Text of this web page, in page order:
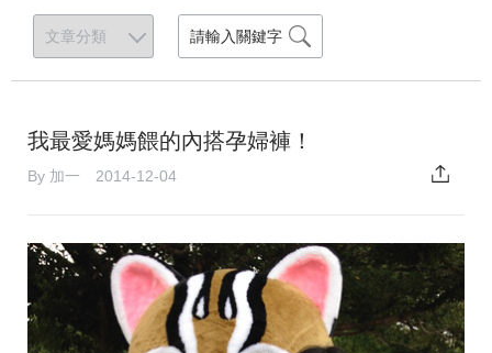
我最愛媽媽餵的內搭孕婦褲！
By 加一 2014-12-04